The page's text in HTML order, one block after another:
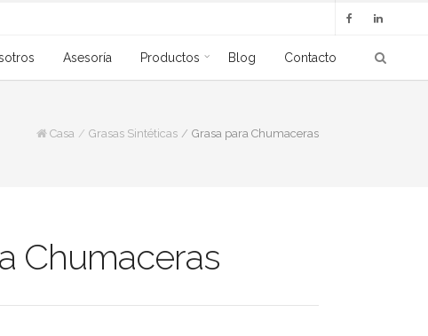
Asesoría Productos Blog Contacto
Casa Grasas Sintéticas Grasa para Chumaceras
Chumaceras